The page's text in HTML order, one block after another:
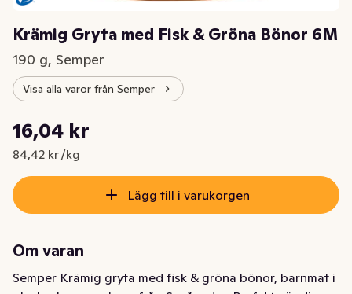
Krämig Gryta med Fisk & Gröna Bönor 6M
190 g, Semper
Visa alla varor från Semper
Nuvarande pris är: 16,04 kr
16,04 kr
84,42 kr /kg
Styckpris: 84,42 kr /kg
Lägg till i varukorgen
Om varan
Semper Krämig gryta med fisk & gröna bönor, barnmat i